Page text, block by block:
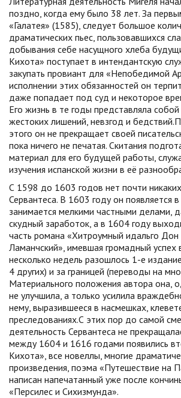
поздно, когда ему было 38 лет. За
«Галатея» (1585), следует большое
драматических пьес, пользовавшихся
добывания себе насущного хлеба
Кихота» поступает в интендантскую
закупать провиант для «Непобедимой
исполнении этих обязанностей он
даже попадает под суд и некоторое
Его жизнь в те годы представляла
жестоких лишений, невзгод и
этого он не прекращает своей
пока ничего не печатая. Скитания
материал для его будущей работы,
изучения испанской жизни в её
С 1598 до 1603 годов нет почти
Сервантеса. В 1603 году он появляется
занимается мелкими частными делами,
скудный заработок, а в 1604 году
часть романа «Хитроумный идальго
Ламанчский», имевшая громадный успех
несколько недель разошлось 1-е
4 других) и за границей (переводы на
Материального положения автора она,
не улучшила, а только усилила
нему, выразившееся в насмешках,
преследованиях.С этих пор до самой
деятельность Сервантеса не
между 1604 и 1616 годами появились
Кихота», все новеллы, многие
произведения, поэма «Путешествие на
написан напечатанный уже после
«Персилес и Сихизмунда».